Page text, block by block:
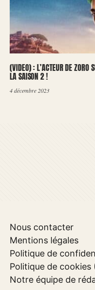
(VIDEO) : L’ACTEUR DE ZORO
LA SAISON 2 !
4 décembre 2023
Nous contacter
Mentions légales
Politique de
Politique de cookies
Notre équipe de